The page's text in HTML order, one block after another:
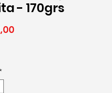
- 170grs